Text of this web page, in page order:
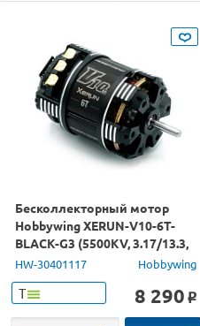
Бесколлекторный мотор
Hobbywing XERUN-V10-6T-
BLACK-G3 (5500KV, 3.17/13.3,
1/10)
HW-30401117 Hobbywing
Т 8 290 o